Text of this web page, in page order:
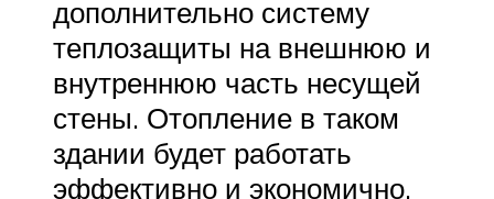
дополнительно систему
теплозащиты на внешнюю и
внутреннюю часть несущей
стены. Отопление в таком
здании будет работать
эффективно и экономично,